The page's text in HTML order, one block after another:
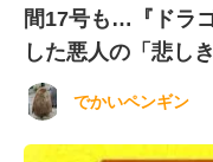
間17号も…『ドラ
した悪人の「悲しき
でかいペンギン